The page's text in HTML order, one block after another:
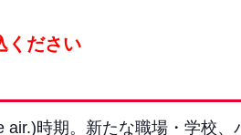
ください
時期。新たな職場・学校